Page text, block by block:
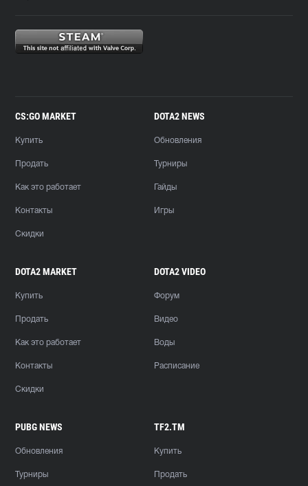
CS:GO MARKET
Купить
Продать
Как это работает
Контакты
Скидки
DOTA2 NEWS
Обновления
Турниры
Гайды
Игры
DOTA2 MARKET
Купить
Продать
Как это работает
Контакты
Скидки
DOTA2 VIDEO
Форум
Видео
Воды
Расписание
PUBG NEWS
Обновления
Турниры
TF2.TM
Купить
Продать